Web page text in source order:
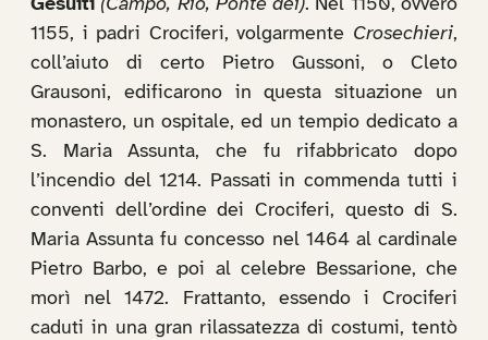
Gesuiti (Campo, Rio, Ponte dei). Nel 1150, ovvero
1155, i padri Crociferi, volgarmente Crosechieri,
coll’aiuto di certo Pietro Gussoni, o Cleto
Grausoni, edificarono in questa situazione un
monastero, un ospitale, ed un tempio dedicato a
S. Maria Assunta, che fu rifabbricato dopo
l’incendio del 1214. Passati in commenda tutti i
conventi dell’ordine dei Crociferi, questo di S.
Maria Assunta fu concesso nel 1464 al cardinale
Pietro Barbo, e poi al celebre Bessarione, che
morì nel 1472. Frattanto, essendo i Crociferi
caduti in una gran rilassatezza di costumi, tentò